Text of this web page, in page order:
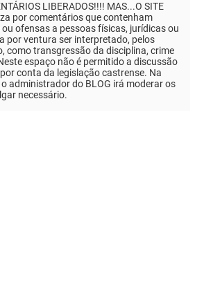
LIBERADOS!!!! MAS...O SITE
por comentários que contenham
ofensas a pessoas físicas, jurídicas ou
por ventura ser interpretado, pelos
como transgressão da disciplina, crime
espaço não é permitido a discussão
conta da legislação castrense. Na
administrador do BLOG irá moderar os
necessário.